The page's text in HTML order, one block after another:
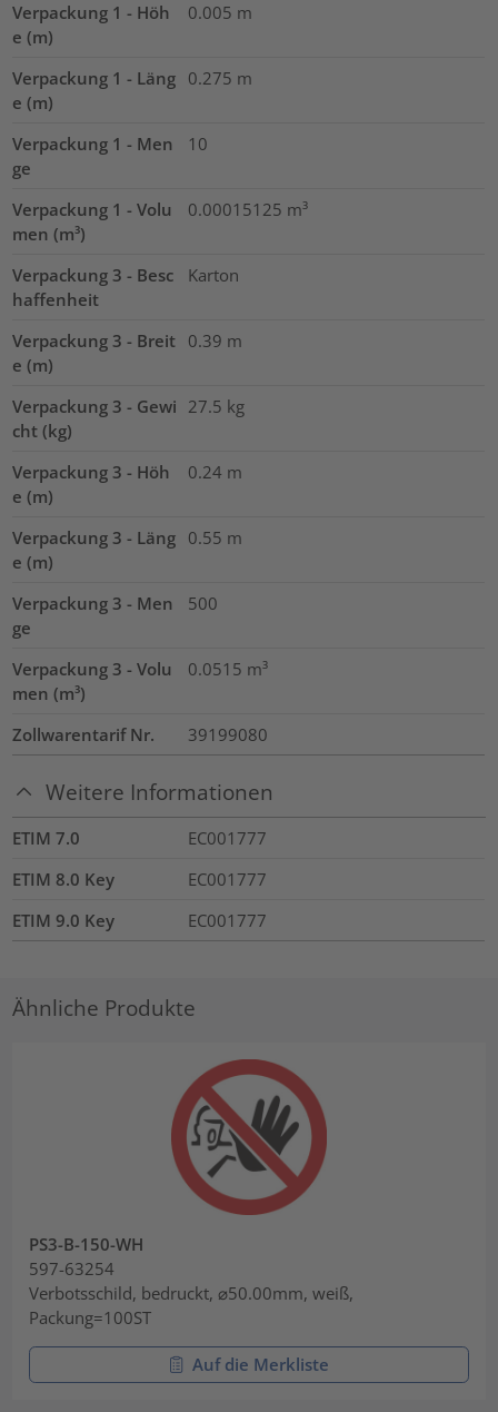
Verpackung 1 - Höh
e (m)
0.005 m
Verpackung 1 - Läng
e (m)
0.275 m
Verpackung 1 - Men
ge
10
Verpackung 1 - Volu
men (m³)
0.00015125 m³
Verpackung 3 - Besc
haffenheit
Karton
Verpackung 3 - Breit
e (m)
0.39 m
Verpackung 3 - Gewi
cht (kg)
27.5 kg
Verpackung 3 - Höh
e (m)
0.24 m
Verpackung 3 - Läng
e (m)
0.55 m
Verpackung 3 - Men
ge
500
Verpackung 3 - Volu
men (m³)
0.0515 m³
Zollwarentarif Nr. 39199080
Weitere Informationen
ETIM 7.0
EC001777
ETIM 8.0 Key
EC001777
ETIM 9.0 Key
EC001777
Ähnliche Produkte
PS3-B-150-WH
597-63254
Verbotsschild, bedruckt, ⌀50.00mm, weiß,
Packung=100ST
Auf die Merkliste